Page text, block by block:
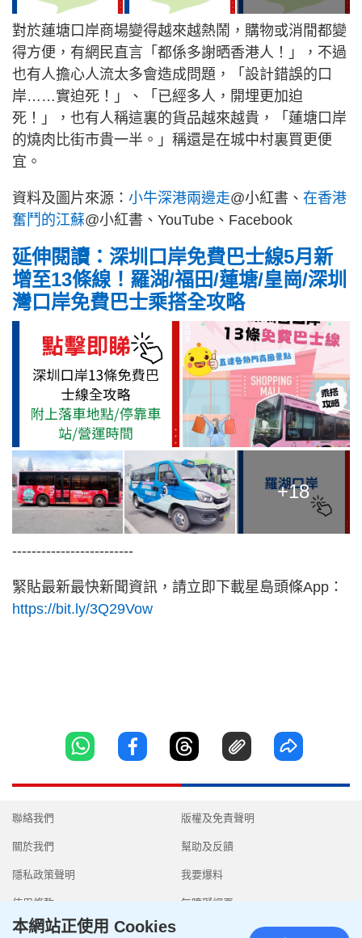
對於蓮塘口岸商場變得越來越熱鬧，購物或消閒都變
得方便，有網民直言「都係多謝晒香港人！」，不過
也有人擔心人流太多會造成問題，「設計錯誤的口
岸……實迫死！」、「已經多人，開埋更加迫
死！」，也有人稱這裏的貨品越來越貴，「蓮塘口岸
的燒肉比街市貴一半。」稱還是在城中村裏買更便
宜。
資料及圖片來源： 小牛深港兩邊走@小紅書、 在香港
奮鬥的江蘇@小紅書、YouTube、Facebook
延伸閱讀：深圳口岸免費巴士線5月新
增至13條線！羅湖/福田/蓮塘/皇崗/深圳
灣口岸免費巴士乘搭全攻略
+18
-------------------------
緊貼最新最快新聞資訊，請立即下載星島頭條App：
https://bit.ly/3Q29Vow
聯絡我們
關於我們
隱私政策聲明
使用條款
版權及免責聲明
幫助及反饋
我要爆料
無障礙網頁
本網站正使用 Cookies